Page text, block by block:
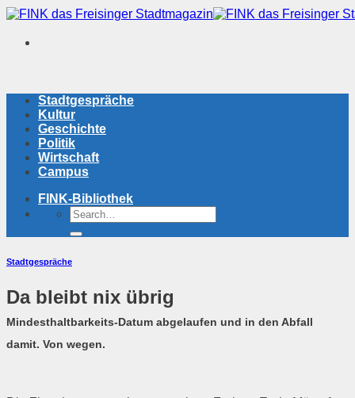
Zum
springen
Stadtgespräche
Kultur
Geschichte
Politik
Wirtschaft
Campus
FINK-Bibliothek
Stadtgespräche
Da bleibt nix übrig
Mindesthaltbarkeits-Datum abgelaufen und in den Abfall
damit. Von wegen.